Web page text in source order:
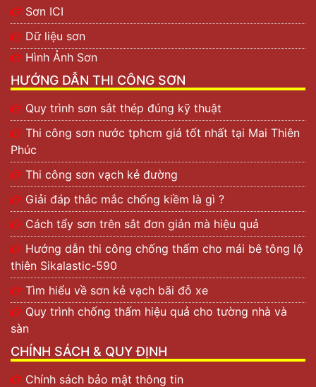
Sơn ICI
Dữ liệu sơn
Hình Ảnh Sơn
HƯỚNG DẪN THI CÔNG SƠN
Quy trình sơn sắt thép đúng kỹ thuật
Thi công sơn nước tphcm giá tốt nhất tại Mai Thiên
Phúc
Thi công sơn vạch kẻ đường
Giải đáp thắc mắc chống kiềm là gì ?
Cách tẩy sơn trên sắt đơn giản mà hiệu quả
Hướng dẫn thi công chống thấm cho mái bê tông lộ
thiên Sikalastic-590
Tìm hiểu về sơn kẻ vạch bãi đỗ xe
Quy trình chống thấm hiệu quả cho tường nhà và
sàn
CHÍNH SÁCH & QUY ĐỊNH
Chính sách bảo mật thông tin